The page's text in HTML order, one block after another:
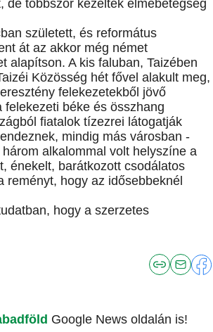
de többször kezelték elmebetegség
született, és református
át az akkor még német
alapítson. A kis faluban, Taizében
Közösség hét fővel alakult meg,
felekezetekből jövő
béke és összhang
fiatalok tízezrei látogatják
mindig más városban -
alkalommal volt helyszíne a
énekelt, barátkozott csodálatos
reményt, hogy az idősebbeknél
hogy a szerzetes
Google News oldalán is!